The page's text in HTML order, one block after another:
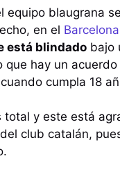
blaugrana
en el Barcelona
está blindado bajo
hay un
cumpla 18
y este está
club catalán,